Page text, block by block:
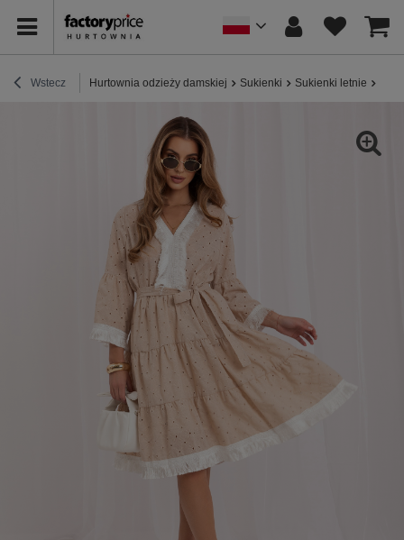
Wstecz Hurtownia odzieży damskiej Sukienki Sukienki letnie